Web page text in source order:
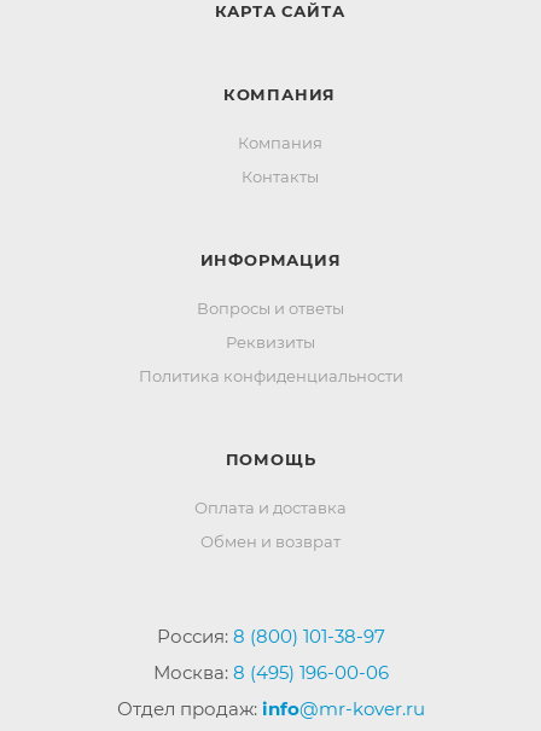
КАРТА САЙТА
КОМПАНИЯ
Компания
Контакты
ИНФОРМАЦИЯ
Вопросы и ответы
Реквизиты
Политика конфиденциальности
ПОМОЩЬ
Оплата и доставка
Обмен и возврат
Россия: 8 (800) 101-38-97
Москва: 8 (495) 196-00-06
Отдел продаж: info@mr-kover.ru